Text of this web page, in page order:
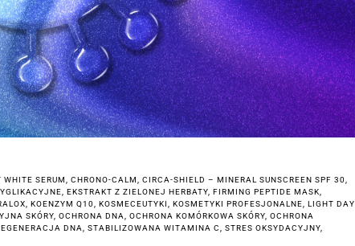
WHITE SERUM, CHRONO-CALM, CIRCA-SHIELD – MINERAL SUNSCREEN SPF 30,
, EKSTRAKT Z ZIELONEJ HERBATY, FIRMING PEPTIDE MASK,
, KOENZYM Q10, KOSMECEUTYKI, KOSMETYKI PROFESJONALNE, LIGHT DAY
SKÓRY, OCHRONA DNA, OCHRONA KOMÓRKOWA SKÓRY, OCHRONA
DNA, STABILIZOWANA WITAMINA C, STRES OKSYDACYJNY,